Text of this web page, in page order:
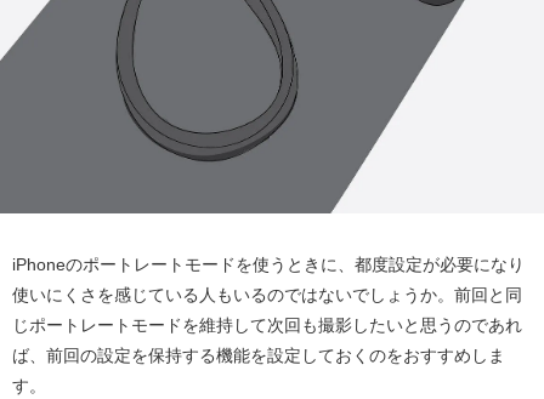
iPhoneのポートレートモードを使うときに、都度設定が必要になり
使いにくさを感じている人もいるのではないでしょうか。前回と同
じポートレートモードを維持して次回も撮影したいと思うのであれ
ば、前回の設定を保持する機能を設定しておくのをおすすめしま
す。